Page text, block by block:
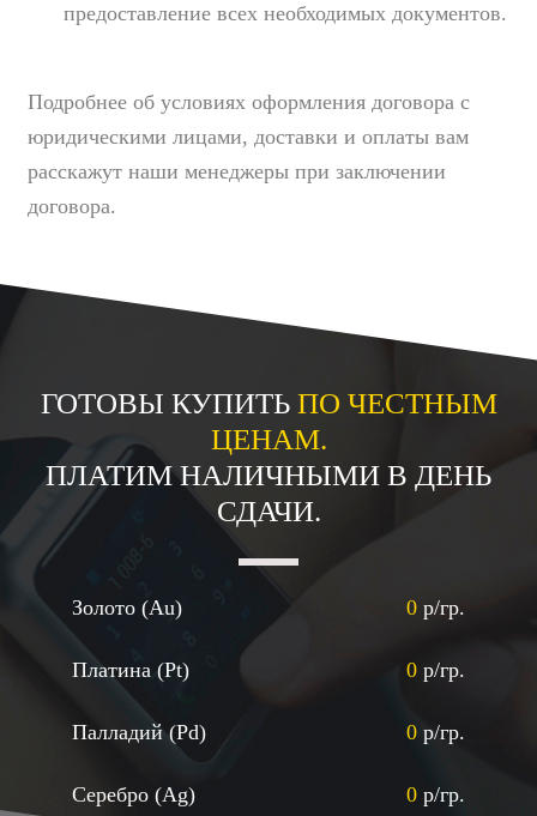
предоставление всех необходимых документов.
Подробнее об условиях оформления договора с
юридическими лицами, доставки и оплаты вам
расскажут наши менеджеры при заключении
договора.
ГОТОВЫ КУПИТЬ ПО ЧЕСТНЫМ
ЦЕНАМ.
ПЛАТИМ НАЛИЧНЫМИ В ДЕНЬ
СДАЧИ.
Золото (Au) 0 р/гр.
Платина (Pt) 0 р/гр.
Палладий (Pd) 0 р/гр.
Серебро (Ag) 0 р/гр.